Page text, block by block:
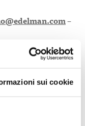
sui cookie
–
– 337